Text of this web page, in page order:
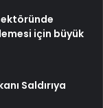
için büyük
Saldırıya